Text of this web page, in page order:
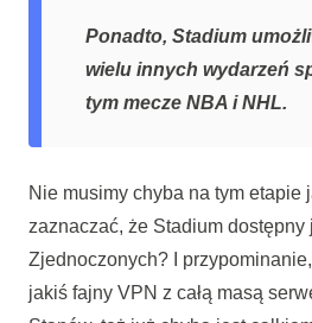
Ponadto, Stadium
wielu innych wydarzeń
tym mecze NBA i NHL.
Nie musimy chyba na tym etapie
zaznaczać, że Stadium dostępny
Zjednoczonych? I
jakiś fajny VPN z całą masą